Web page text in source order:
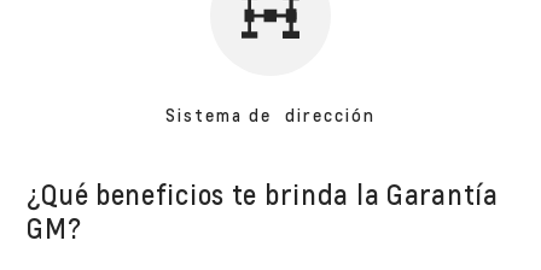
Sistema de dirección
¿Qué beneficios te brinda la Garantía
GM?